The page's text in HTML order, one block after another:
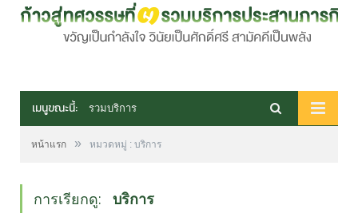
เมนูขณะนี้: รวมบริการ
หน้าแรก » หมวดหมู่ : บริการ
การเรียกดู: บริการ